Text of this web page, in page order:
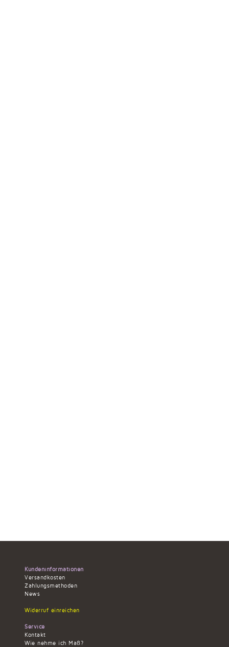
Kundeninformationen
Versandkosten
Zahlungsmethoden
News
Widerruf einreichen
Service
Kontakt
Wie nehme ich Maß?